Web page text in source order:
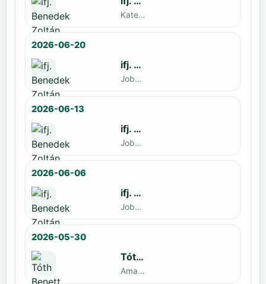
Kategoria1 neve · döntős: Lajkó Hunor
2026-06-20
ifj. Benedek Zoltán
Jobbak · döntős: Szatmári István
2026-06-13
ifj. Benedek Zoltán
Jobbak · döntős: Kende Mátyás
2026-06-06
ifj. Benedek Zoltán
Jobbak · döntős: Marko Novkov
2026-05-30
Tóth Benett
Amatőr · döntős: ifj. Benedek Zoltán